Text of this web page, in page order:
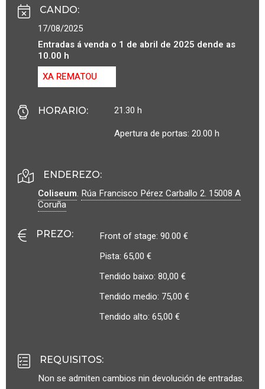
CANDO:
17/08/2025
Entradas á venda o 1 de abril de 2025 dende as
10.00 h
XA REMATOU
HORARIO:
21.30 h
Apertura de portas: 20.00 h
ENDEREZO:
Coliseum. Rúa Francisco Pérez Carballo 2. 15008 A
Coruña
PREZO:
Front of stage: 90.00 €
Pista: 65,00 €
Tendido baixo: 80,00 €
Tendido medio: 75,00 €
Tendido alto: 65,00 €
REQUISITOS:
Non se admiten cambios nin devolución de entradas.